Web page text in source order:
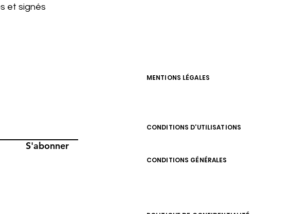
et signés
MENTIONS LÉGALES
S'abonner
CONDITIONS D'UTILISATIONS
CONDITIONS GÉNÉRALES